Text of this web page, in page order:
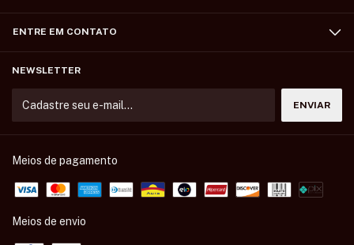
ENTRE EM CONTATO
NEWSLETTER
Meios de pagamento
Meios de envio